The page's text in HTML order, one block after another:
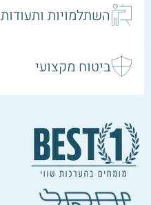
השתלמויות ותעודות
ביטוח מקצועי